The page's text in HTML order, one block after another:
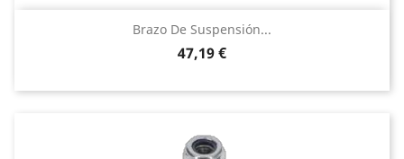
Brazo De Suspensión...
Precio
47,19 €